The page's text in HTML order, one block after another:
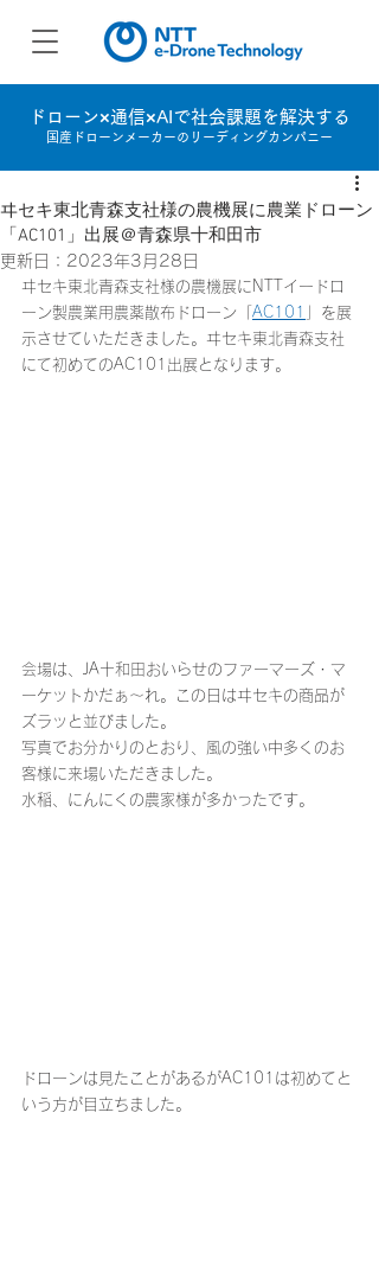
ドローン×通信×AIで社会課題を解決する
国産ドローンメーカーのリーディングカンパニー
ヰセキ東北青森支社様の農機展に農業ドローン
「AC101」出展＠青森県十和田市
更新日： 2023年3月28日
ヰセキ東北青森支社様の農機展にNTTイードロ
ーン製農業用農薬散布ドローン「 AC101
」を展
示させていただきました。 ヰセキ東北青森支社
にて初めてのAC101出展となります。
会場は、JA十和田おいらせのファーマーズ・マ
ーケットかだぁ～れ。この日はヰセキの商品が
ズラッと並びました。
写真でお分かりのとおり、風の強い中多くのお
客様に来場いただきました。
水稲、にんにくの農家様が多かったです。
ドローンは見たことがあるがAC101は初めてと
いう方が目立ちました。